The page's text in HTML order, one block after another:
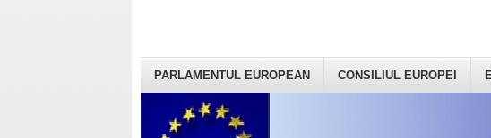
PARLAMENTUL EUROPEAN CONSILIUL EUROPEI